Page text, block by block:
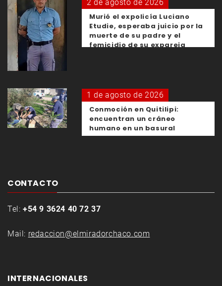
2 de agosto de 2026
Murió el expolicía Luciano
Etudie, esperaba juicio por la
muerte de su padre y el
femicidio de su expareja
1 de agosto de 2026
Conmoción en Quitilipi:
encuentran un cráneo
humano en un basural
CONTACTO
Tel: +54 9 3624 40 72 37
Mail: redaccion@elmiradorchaco.com
INTERNACIONALES